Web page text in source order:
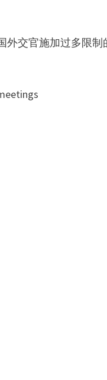
交官施加过多限